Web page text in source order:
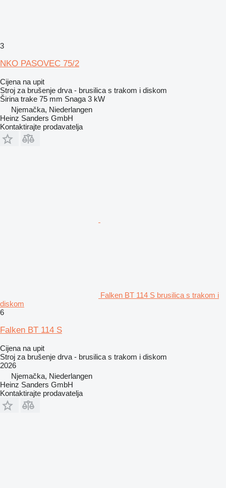
3
NKO PASOVEC 75/2
Cijena na upit
Stroj za brušenje drva - brusilica s trakom i diskom
Širina trake 75 mm Snaga 3 kW
Njemačka, Niederlangen
Heinz Sanders GmbH
Kontaktirajte prodavatelja
Falken BT 114 S brusilica s trakom i
diskom
6
Falken BT 114 S
Cijena na upit
Stroj za brušenje drva - brusilica s trakom i diskom
2026
Njemačka, Niederlangen
Heinz Sanders GmbH
Kontaktirajte prodavatelja